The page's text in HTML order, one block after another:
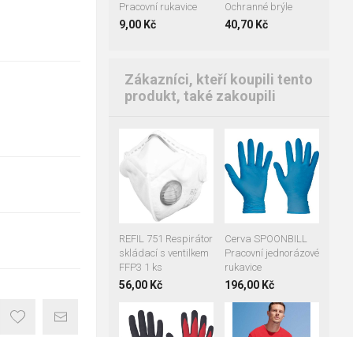
Pracovní rukavice
9,00 Kč
Ochranné brýle
40,70 Kč
Zákazníci, kteří koupili tento
produkt, také zakoupili
REFIL 751 Respirátor
skládací s ventilkem
FFP3 1 ks
56,00 Kč
Cerva SPOONBILL
Pracovní jednorázové
rukavice
196,00 Kč
07 08
06
08
09
10 11
M
2XL
3XL